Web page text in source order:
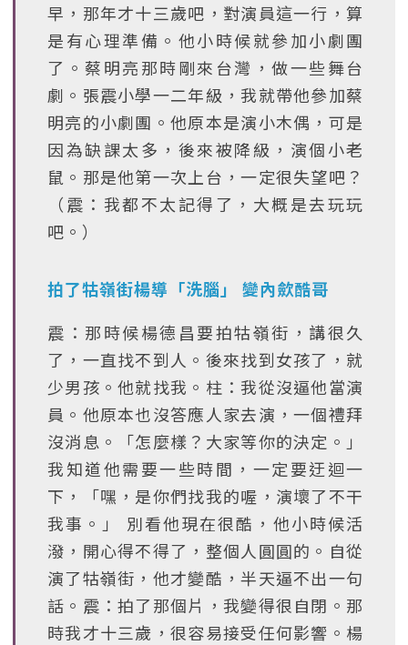
早，那年才十三歲吧，對演員這一行，算
是有心理準備。他小時候就參加小劇團
了。蔡明亮那時剛來台灣，做一些舞台
劇。張震小學一二年級，我就帶他參加蔡
明亮的小劇團。他原本是演小木偶，可是
因為缺課太多，後來被降級，演個小老
鼠。那是他第一次上台，一定很失望吧？
（震：我都不太記得了，大概是去玩玩
吧。）
拍了牯嶺街楊導「洗腦」 變內歛酷哥
震：那時候楊德昌要拍牯嶺街，講很久
了，一直找不到人。後來找到女孩了，就
少男孩。他就找我。柱：我從沒逼他當演
員。他原本也沒答應人家去演，一個禮拜
沒消息。「怎麼樣？大家等你的決定。」
我知道他需要一些時間，一定要迂迴一
下，「嘿，是你們找我的喔，演壞了不干
我事。」 別看他現在很酷，他小時候活
潑，開心得不得了，整個人圓圓的。自從
演了牯嶺街，他才變酷，半天逼不出一句
話。震：拍了那個片，我變得很自閉。那
時我才十三歲，很容易接受任何影響。楊